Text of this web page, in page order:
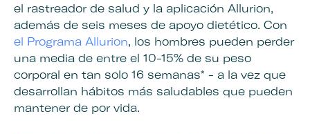
el rastreador de salud y la aplicación Allurion,
además de seis meses de apoyo dietético. Con
el Programa Allurion, los hombres pueden perder
una media de entre el 10-15% de su peso
corporal en tan solo 16 semanas* - a la vez que
desarrollan hábitos más saludables que pueden
mantener de por vida.